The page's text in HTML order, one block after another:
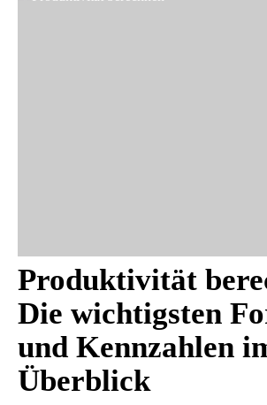
Produktivität
Die wichtigsten
und Kennzahlen
Überblick